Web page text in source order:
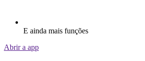
E ainda mais funções
Abrir a app